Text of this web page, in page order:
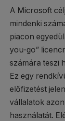
A Microsoft
mindenki
piacon
you-go”
számára teszi
Ez egy
előfizetést
vállalatok
használatát.